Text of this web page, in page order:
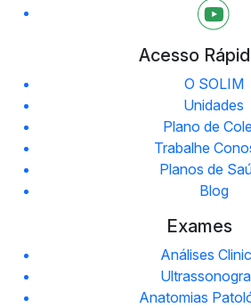
Acesso
O SOLIM
Unidades
Plano de
Trabalhe
Planos de
Blog
Exames
Análises
Anatomias